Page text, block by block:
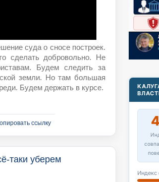
суда о сносе построек.
сделать добровольно. Не
Будем следить за
земли. Но там большая
Будем держать в курсе.
ссылку
таки уберем
Индекс